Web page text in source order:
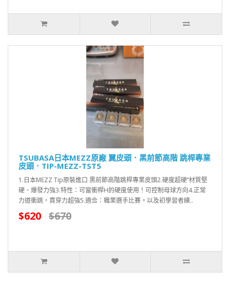
TSUBASA日本MEZZ原廠 翼皮頭．黑前節高階 跳桿專業
皮頭．TIP-MEZZ-TST5
1.日本MEZZ Tip原裝進口 黑前節高階跳桿專業皮頭2.硬度超硬“材質堅
硬、爆發力強3.特性：可當衝桿H的硬度使用！可控制母球方向4.正常
力道衝跳，貫穿力超強5.適合：職業選手比賽。以及初學習者練..
$620 $670